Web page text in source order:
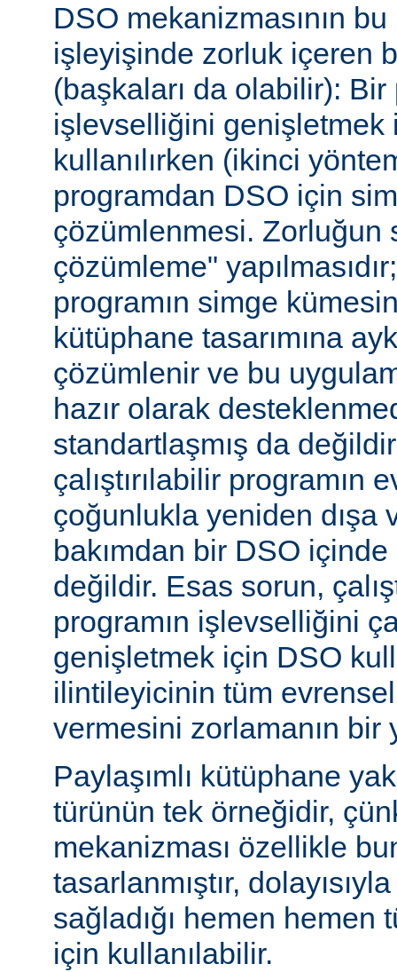
DSO mekanizmasının
işleyişinde zorluk içeren
(başkaları da olabilir): Bir
işlevselliğini genişletmek
kullanılırken (ikinci
programdan DSO için
çözümlenmesi. Zorluğun
çözümleme"
programın simge
kütüphane tasarımına
çözümlenir ve bu
hazır olarak
standartlaşmış da
çalıştırılabilir programın
çoğunlukla yeniden dışa
bakımdan bir DSO
değildir. Esas sorun,
programın işlevselliğini
genişletmek için DSO
ilintileyicinin tüm
vermesini zorlamanın bir
Paylaşımlı kütüphane
türünün tek örneğidir,
mekanizması özellikle
tasarlanmıştır,
sağladığı hemen hemen
için kullanılabilir.